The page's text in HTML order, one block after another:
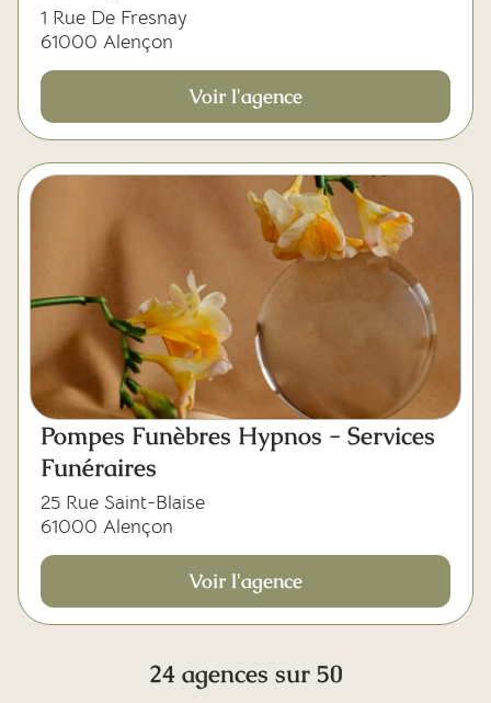
1 Rue De Fresnay
61000 Alençon
Voir l'agence
Pompes Funèbres Hypnos - Services
Funéraires
25 Rue Saint-Blaise
61000 Alençon
Voir l'agence
24 agences sur 50